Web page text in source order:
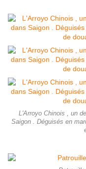
L'Arroyo Chinois , un
Saigon . Déguisés en